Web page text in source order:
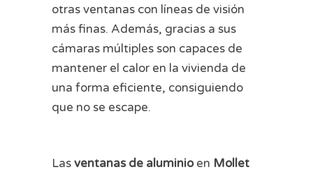
otras ventanas con líneas de visión
más finas. Además, gracias a sus
cámaras múltiples son capaces de
mantener el calor en la vivienda de
una forma eficiente, consiguiendo
que no se escape.
Lasventanas de aluminioen Mollet